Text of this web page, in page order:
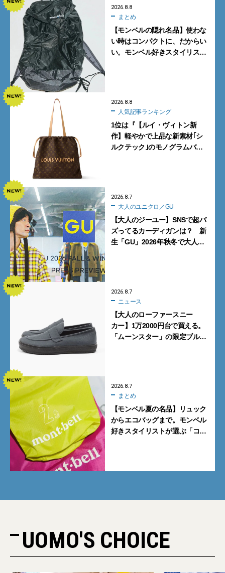
2026.8.8
まとめ
【モンベルの隠れ名品】使わな
い時はコンパクトに、だからい
い。モンベル好きスタイリスト
2026.8.8
人気記事ランキング
1位は『【ルイ・ヴィトン新
作】軽やかで上品な新素材｢シ
ルクテック｣のモノグラムバッ
2026.8.7
大人のユニクロ／GU
【大人のジーユー】SNSで超バ
ズってるカーディガンは？ 新
生「GU」2026年秋冬で大人メ
2026.8.7
ニュース
【大人のローファースニー
カー】1万2000円台で買える。
「ムーンスター」の限定ブルー
2026.8.7
まとめ
【モンベル夏の名品】リュック
からエコバッグまで。モンベル
好きスタイリストが選ぶ「コス
UOMO'S CHOICE